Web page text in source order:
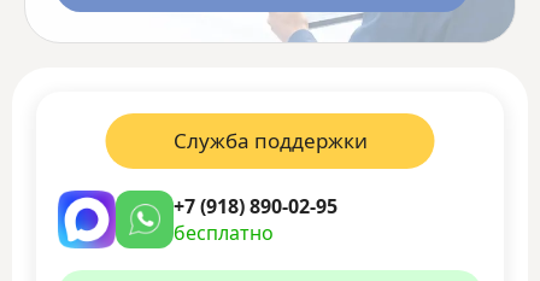
Служба поддержки
+7 (918) 890-02-95
бесплатно